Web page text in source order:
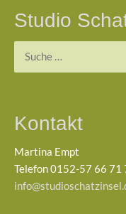
Studio
Kontakt
Martina Empt
Telefon 0152-57 66 71